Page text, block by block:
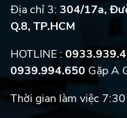
Địa chỉ 3: 304/17a,
Q.8, TP.HCM
HOTLINE :
0939.994.650 Gặp A
Thời gian làm việc